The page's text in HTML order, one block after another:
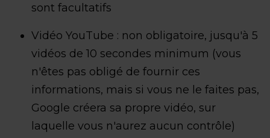
sont facultatifs
Vidéo YouTube : non obligatoire, jusqu'à 5
vidéos de 10 secondes minimum (vous
n'êtes pas obligé de fournir ces
informations, mais si vous ne le faites pas,
Google créera sa propre vidéo, sur
laquelle vous n'aurez aucun contrôle)